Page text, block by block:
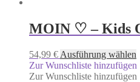
MOIN ♡ – Kids
54,99 € Ausführung wählen
Zur Wunschliste hinzufügen
Zur Wunschliste hinzufügen